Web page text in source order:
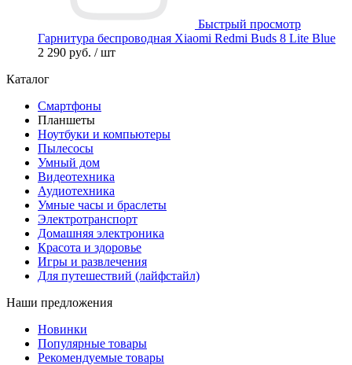
Быстрый просмотр
Гарнитура беспроводная Xiaomi Redmi Buds 8 Lite Blue
2 290 руб. / шт
Каталог
Смартфоны
Планшеты
Ноутбуки и компьютеры
Пылесосы
Умный дом
Видеотехника
Аудиотехника
Умные часы и браслеты
Электротранспорт
Домашняя электроника
Красота и здоровье
Игры и развлечения
Для путешествий (лайфстайл)
Наши предложения
Новинки
Популярные товары
Рекомендуемые товары